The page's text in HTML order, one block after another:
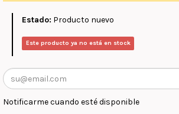
Estado: Producto nuevo
Este producto ya no está en stock
Notificarme cuando esté disponible